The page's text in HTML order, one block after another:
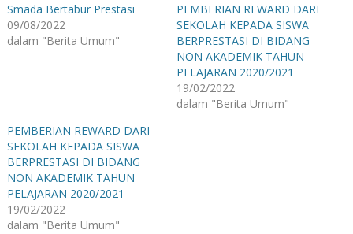
Smada Bertabur Prestasi
09/08/2022
dalam "Berita Umum"
PEMBERIAN REWARD DARI
SEKOLAH KEPADA SISWA
BERPRESTASI DI BIDANG
NON AKADEMIK TAHUN
PELAJARAN 2020/2021
19/02/2022
dalam "Berita Umum"
PEMBERIAN REWARD DARI
SEKOLAH KEPADA SISWA
BERPRESTASI DI BIDANG
NON AKADEMIK TAHUN
PELAJARAN 2020/2021
19/02/2022
dalam "Berita Umum"